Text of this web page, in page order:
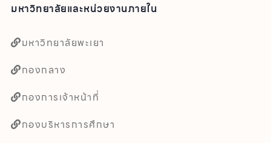
มหาวิทยาลัยและหน่วยงานภายใน
มหาวิทยาลัยพะเยา
กองกลาง
กองการเจ้าหน้าที่
กองบริหารการศึกษา